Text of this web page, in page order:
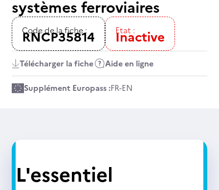
systèmes ferroviaires
Code de la fiche :
RNCP35814 Etat :
Inactive
Télécharger la fiche Aide en ligne
Supplément Europass :FR-EN
L'essentiel